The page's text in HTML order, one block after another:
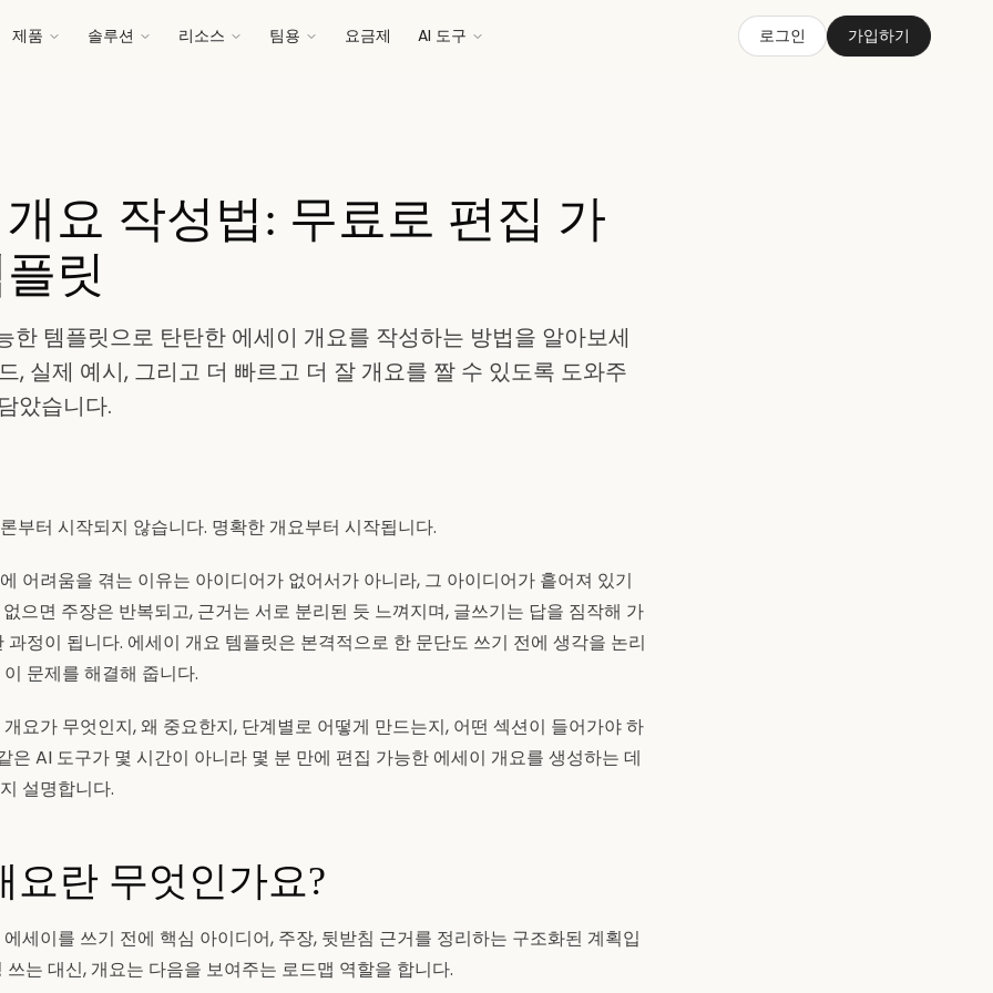
제품 솔루션 리소스 팀용 요금제 AI 도구 로그인 가입하기
요 작성법: 무료로 편집 가
릿
한 템플릿으로 탄탄한 에세이 개요를 작성하는 방법을 알아보세
, 실제 예시, 그리고 더 빠르고 더 잘 개요를 짤 수 있도록 도와주
았습니다.
부터 시작되지 않습니다. 명확한 개요부터 시작됩니다.
어려움을 겪는 이유는 아이디어가 없어서가 아니라, 그 아이디어가 흩어져 있기
으면 주장은 반복되고, 근거는 서로 분리된 듯 느껴지며, 글쓰기는 답을 짐작해 가
과정이 됩니다. 에세이 개요 템플릿은 본격적으로 한 문단도 쓰기 전에 생각을 논리
문제를 해결해 줍니다.
요가 무엇인지, 왜 중요한지, 단계별로 어떻게 만드는지, 어떤 섹션이 들어가야 하
은 AI 도구가 몇 시간이 아니라 몇 분 만에 편집 가능한 에세이 개요를 생성하는 데
설명합니다.
요란 무엇인가요?
세이를 쓰기 전에 핵심 아이디어, 주장, 뒷받침 근거를 정리하는 구조화된 계획입
쓰는 대신, 개요는 다음을 보여주는 로드맵 역할을 합니다.